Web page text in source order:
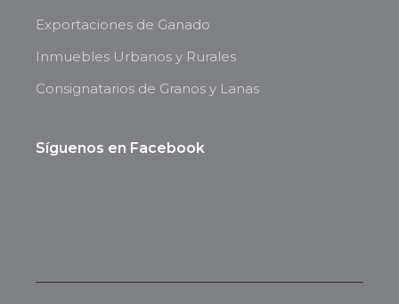
Exportaciones de Ganado
Inmuebles Urbanos y Rurales
Consignatarios de Granos y Lanas
Síguenos en Facebook